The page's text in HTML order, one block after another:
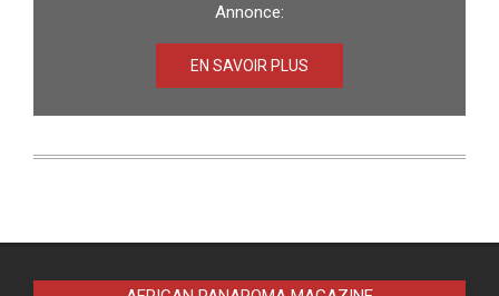
Annonce:
EN SAVOIR PLUS